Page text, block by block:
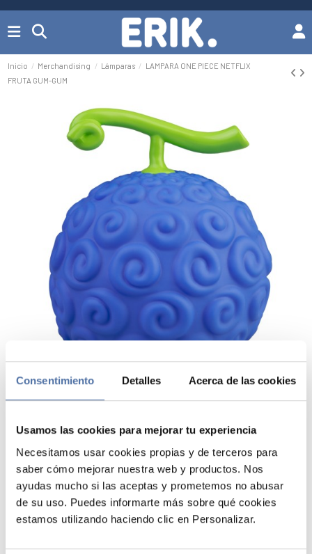
Consentimiento Detalles Acerca de las cookies
Usamos las cookies para mejorar tu experiencia
Necesitamos usar cookies propias y de terceros para
saber cómo mejorar nuestra web y productos. Nos
ayudas mucho si las aceptas y prometemos no abusar
de su uso. Puedes informarte más sobre qué cookies
estamos utilizando haciendo clic en Personalizar.
Inicio Merchandising Lámparas
LAMPARA ONE PIECE NETFLIX
FRUTA GUM-GUM
LAMPARA ONE PIECE NETFLIX
FRUTA GUM-GUM